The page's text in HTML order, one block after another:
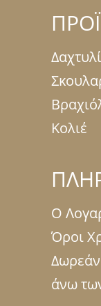
Κολιέ
Ο
Όροι
άνω